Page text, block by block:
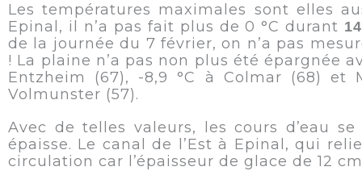
Les températures maximales sont elles
Epinal, il n’a pas fait plus de 0 °C durant
de la journée du 7 février, on n’a pas
! La plaine n’a pas non plus été épargnée
Entzheim (67), -8,9 °C à Colmar (68) et
Volmunster (57).
Avec de telles valeurs, les cours d’eau
épaisse. Le canal de l’Est à Epinal, qui
circulation car l’épaisseur de glace de 12